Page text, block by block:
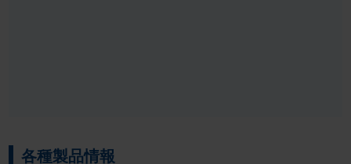
2014年02月03日
各種製品情報